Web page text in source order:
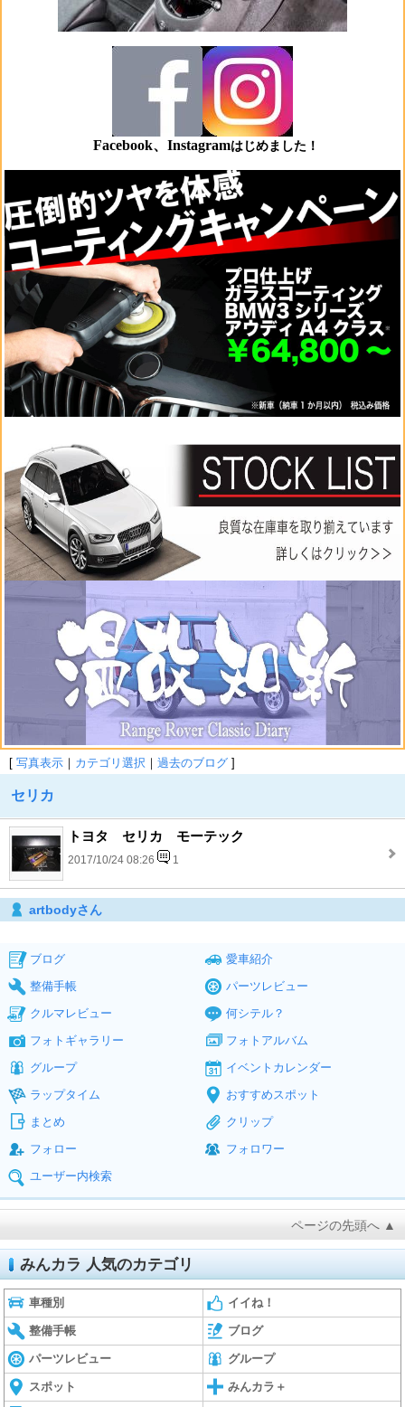
Facebook、Instagramはじめました！
[ 写真表示 ｜ カテゴリ選択 ｜ 過去のブログ ]
セリカ
トヨタ セリカ モーテック
2017/10/24 08:26 1
artbodyさん
ブログ
愛車紹介
整備手帳
パーツレビュー
クルマレビュー
何シテル？
フォトギャラリー
フォトアルバム
グループ
イベントカレンダー
ラップタイム
おすすめスポット
まとめ
クリップ
フォロー
フォロワー
ユーザー内検索
ページの先頭へ ▲
みんカラ 人気のカテゴリ
車種別 イイね！
整備手帳 ブログ
パーツレビュー グループ
スポット みんカラ＋